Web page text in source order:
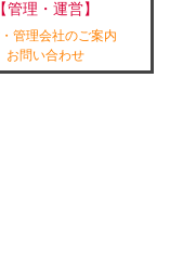
【管理・運営】
管理会社のご案内
お問い合わせ